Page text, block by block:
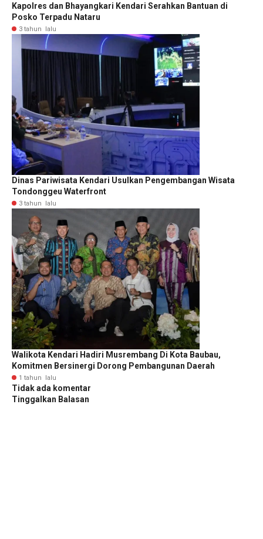
Kapolres dan Bhayangkari Kendari Serahkan Bantuan di
Posko Terpadu Nataru
3 tahun lalu
Dinas Pariwisata Kendari Usulkan Pengembangan Wisata
Tondonggeu Waterfront
3 tahun lalu
Walikota Kendari Hadiri Musrembang Di Kota Baubau,
Komitmen Bersinergi Dorong Pembangunan Daerah
1 tahun lalu
Tidak ada komentar
Tinggalkan Balasan